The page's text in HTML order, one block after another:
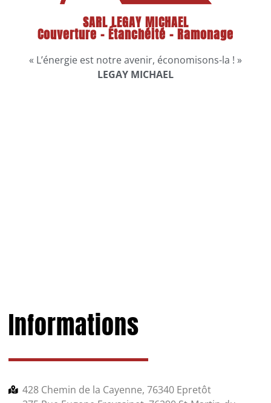
SARL LEGAY MICHAEL
Couverture - Étanchéité - Ramonage
« L’énergie est notre avenir, économisons-la ! »
LEGAY MICHAEL
Informations
428 Chemin de la Cayenne, 76340 Epretôt